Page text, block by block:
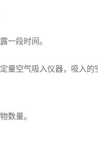
一段时间。
量空气吸入仪器，吸入
数量。